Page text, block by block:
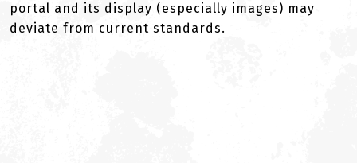
portal and its display (especially images) may
deviate from current standards.